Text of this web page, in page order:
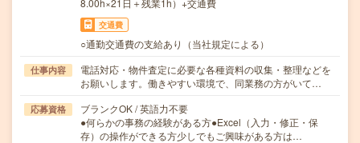
8.00h×21日＋残業1h）+交通費
交通費
○通勤交通費の支給あり（当社規定による）
仕事内容
電話対応・物件査定に必要な各種資料の収集・整理などを
お願いします。働きやすい環境で、同業務の方がいて…
応募資格
ブランクOK / 英語力不要
●何らかの事務の経験がある方●Excel（入力・修正・保
存）の操作ができる方少しでもご興味がある方は…